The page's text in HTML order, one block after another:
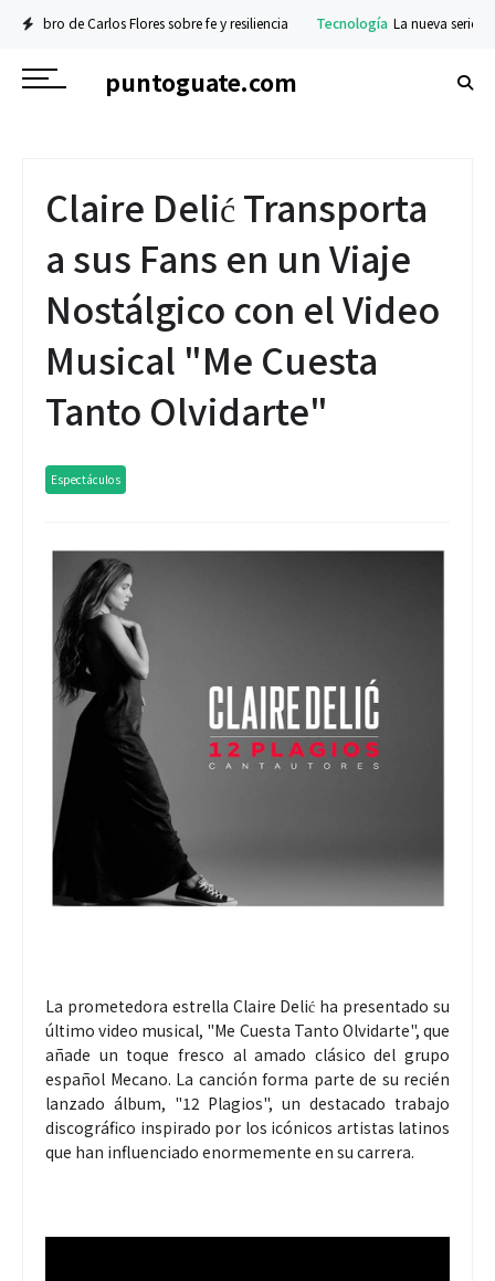
Carlos Flores sobre fe y resiliencia Tecnología La nueva serie Galaxy Z ya
puntoguate.com
Claire Delić Transporta
a sus Fans en un Viaje
Nostálgico con el Video
Musical "Me Cuesta
Tanto Olvidarte"
Espectáculos
La prometedora estrella Claire Delić ha presentado su
último video musical, "Me Cuesta Tanto Olvidarte", que
añade un toque fresco al amado clásico del grupo
español Mecano. La canción forma parte de su recién
lanzado álbum, "12 Plagios", un destacado trabajo
discográfico inspirado por los icónicos artistas latinos
que han influenciado enormemente en su carrera.